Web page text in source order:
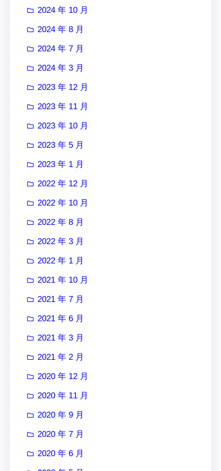
2024 年 10 月
2024 年 8 月
2024 年 7 月
2024 年 3 月
2023 年 12 月
2023 年 11 月
2023 年 10 月
2023 年 5 月
2023 年 1 月
2022 年 12 月
2022 年 10 月
2022 年 8 月
2022 年 3 月
2022 年 1 月
2021 年 10 月
2021 年 7 月
2021 年 6 月
2021 年 3 月
2021 年 2 月
2020 年 12 月
2020 年 11 月
2020 年 9 月
2020 年 7 月
2020 年 6 月